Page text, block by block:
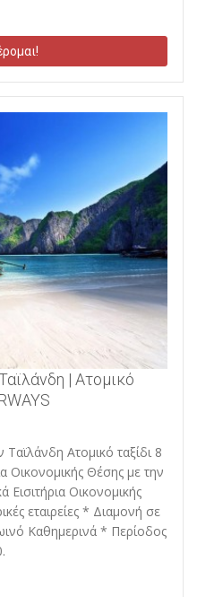
| Ατομικό
Ατομικό ταξίδι 8
Οικονομικής Θέσης με την
Εισιτήρια Οικονομικής
εταιρείες * Διαμονή σε
Καθημερινά * Περίοδος